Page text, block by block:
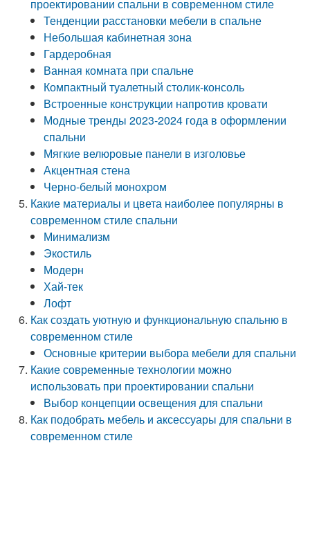
проектировании спальни в современном стиле
Тенденции расстановки мебели в спальне
Небольшая кабинетная зона
Гардеробная
Ванная комната при спальне
Компактный туалетный столик-консоль
Встроенные конструкции напротив кровати
Модные тренды 2023-2024 года в оформлении
спальни
Мягкие велюровые панели в изголовье
Акцентная стена
Черно-белый монохром
Какие материалы и цвета наиболее популярны в
современном стиле спальни
Минимализм
Экостиль
Модерн
Хай-тек
Лофт
Как создать уютную и функциональную спальню в
современном стиле
Основные критерии выбора мебели для спальни
Какие современные технологии можно
использовать при проектировании спальни
Выбор концепции освещения для спальни
Как подобрать мебель и аксессуары для спальни в
современном стиле